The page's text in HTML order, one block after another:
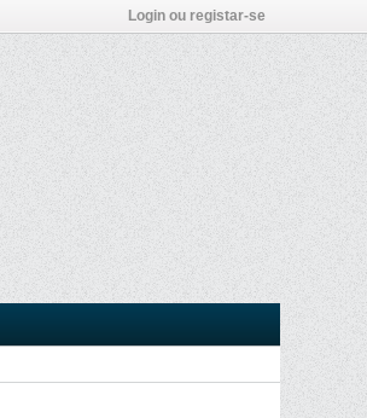
Login ou registar-se